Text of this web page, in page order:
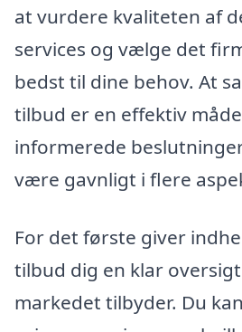
at vurdere kvaliteten af
services og vælge det
bedst til dine behov. At
tilbud er en effektiv
informerede
være gavnligt i flere
For det første giver
tilbud dig en klar
markedet tilbyder. Du